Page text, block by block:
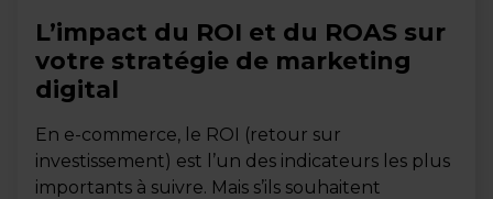
L’impact du ROI et du ROAS sur
votre stratégie de marketing
digital
En e-commerce, le ROI (retour sur
investissement) est l’un des indicateurs les plus
importants à suivre. Mais s’ils souhaitent